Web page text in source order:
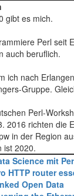
gibt es mich.
Perl seit
auch beruflich.
ich nach
Gruppe.
Perl-
2016 richten die
in der Region
ist 2020.
Science mit
HTTP router
Open Data‎